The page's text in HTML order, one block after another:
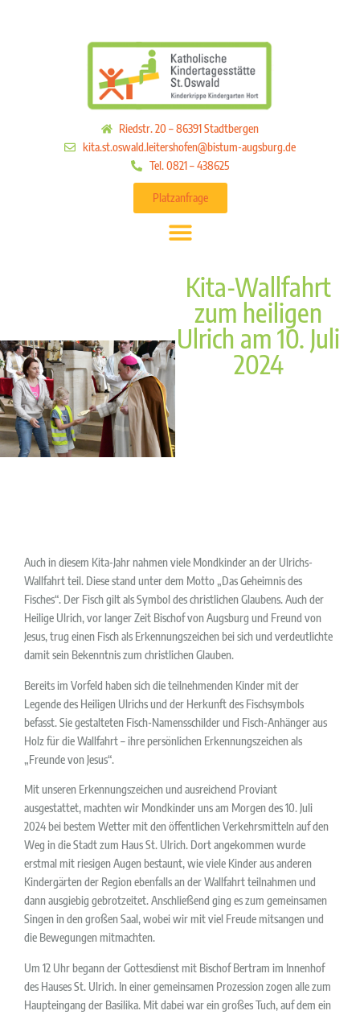
Riedstr. 20 – 86391 Stadtbergen
kita.st.oswald.leitershofen@bistum-augsburg.de
Tel. 0821 – 438625
Platzanfrage
Kita-Wallfahrt
zum heiligen
Ulrich am 10. Juli
2024
Auch in diesem Kita-Jahr nahmen viele Mondkinder an der Ulrichs-
Wallfahrt teil. Diese stand unter dem Motto „Das Geheimnis des
Fisches“. Der Fisch gilt als Symbol des christlichen Glaubens. Auch der
Heilige Ulrich, vor langer Zeit Bischof von Augsburg und Freund von
Jesus, trug einen Fisch als Erkennungszeichen bei sich und verdeutlichte
damit sein Bekenntnis zum christlichen Glauben.
Bereits im Vorfeld haben sich die teilnehmenden Kinder mit der
Legende des Heiligen Ulrichs und der Herkunft des Fischsymbols
befasst. Sie gestalteten Fisch-Namensschilder und Fisch-Anhänger aus
Holz für die Wallfahrt – ihre persönlichen Erkennungszeichen als
„Freunde von Jesus“.
Mit unseren Erkennungszeichen und ausreichend Proviant
ausgestattet, machten wir Mondkinder uns am Morgen des 10. Juli
2024 bei bestem Wetter mit den öffentlichen Verkehrsmitteln auf den
Weg in die Stadt zum Haus St. Ulrich. Dort angekommen wurde
erstmal mit riesigen Augen bestaunt, wie viele Kinder aus anderen
Kindergärten der Region ebenfalls an der Wallfahrt teilnahmen und
dann ausgiebig gebrotzeitet. Anschließend ging es zum gemeinsamen
Singen in den großen Saal, wobei wir mit viel Freude mitsangen und
die Bewegungen mitmachten.
Um 12 Uhr begann der Gottesdienst mit Bischof Bertram im Innenhof
des Hauses St. Ulrich. In einer gemeinsamen Prozession zogen alle zum
Haupteingang der Basilika. Mit dabei war ein großes Tuch, auf dem ein